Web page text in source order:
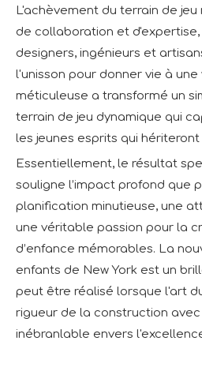
L'achèvement du terrain de
de collaboration et
designers, ingénieurs et
l'unisson pour donner vie à
méticuleuse a transformé un
terrain de jeu dynamique qui
les jeunes esprits qui
Essentiellement, le résultat
souligne l’impact profond que
planification minutieuse, une
une véritable passion pour la
d’enfance mémorables. La
enfants de New York est un
peut être réalisé lorsque l'art
rigueur de la construction
inébranlable envers